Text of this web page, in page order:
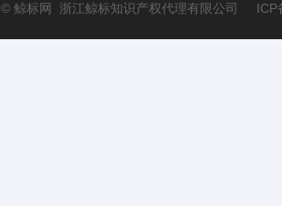
© 鲸标网 浙江鲸标知识产权代理有限公司 ICP